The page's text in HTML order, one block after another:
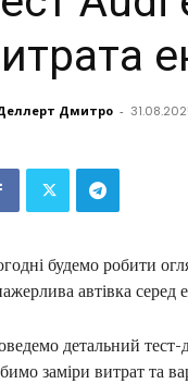
Дмитро -
будемо робити
автівка серед
детальний
заміри витрат та